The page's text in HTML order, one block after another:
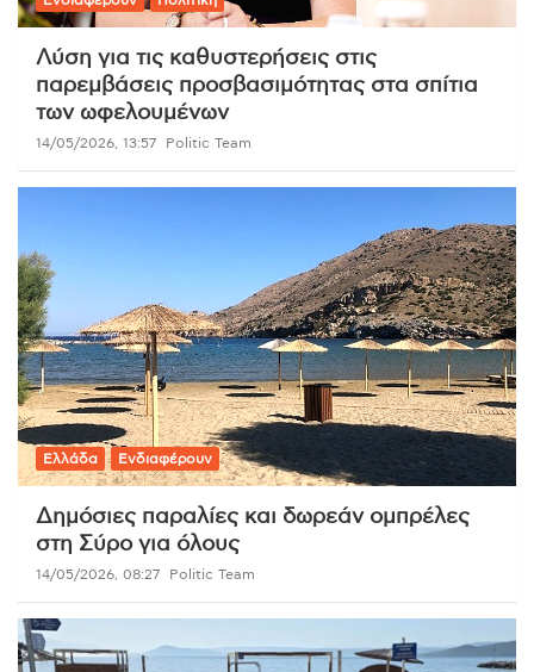
Λύση για τις καθυστερήσεις στις
παρεμβάσεις προσβασιμότητας στα σπίτια
των ωφελουμένων
14/05/2026, 13:57 Politic Team
Ελλάδα Ενδιαφέρουν
Δημόσιες παραλίες και δωρεάν ομπρέλες
στη Σύρο για όλους
14/05/2026, 08:27 Politic Team